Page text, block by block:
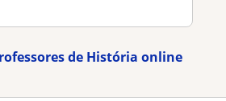
de História online